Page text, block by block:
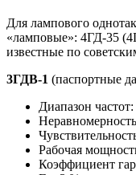
Для лампового
«ламповые»: 4ГД-35
известные по
3ГДВ-1 (паспортные
Диапазон
Рабочая
Коэффициент